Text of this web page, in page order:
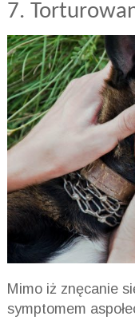
7.
Mimo iż znęcanie
symptomem